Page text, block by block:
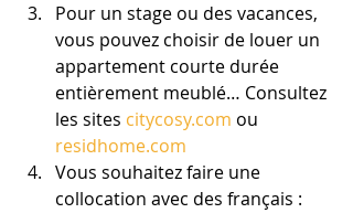
Pour un stage ou des vacances,
vous pouvez choisir de louer un
appartement courte durée
entièrement meublé… Consultez
les sites citycosy.com ou
residhome.com
Vous souhaitez faire une
collocation avec des français :